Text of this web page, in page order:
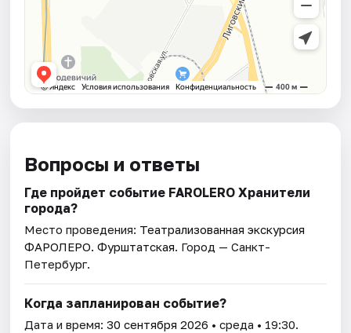
Вопросы и ответы
Где пройдет событие FAROLERO Хранители
города?
Место проведения: Театрализованная экскурсия
ФАРОЛЕРО. Фурштатская. Город — Санкт-
Петербург.
Когда запланирован событие?
Дата и время:30 сентября 2026 • среда • 19:30.